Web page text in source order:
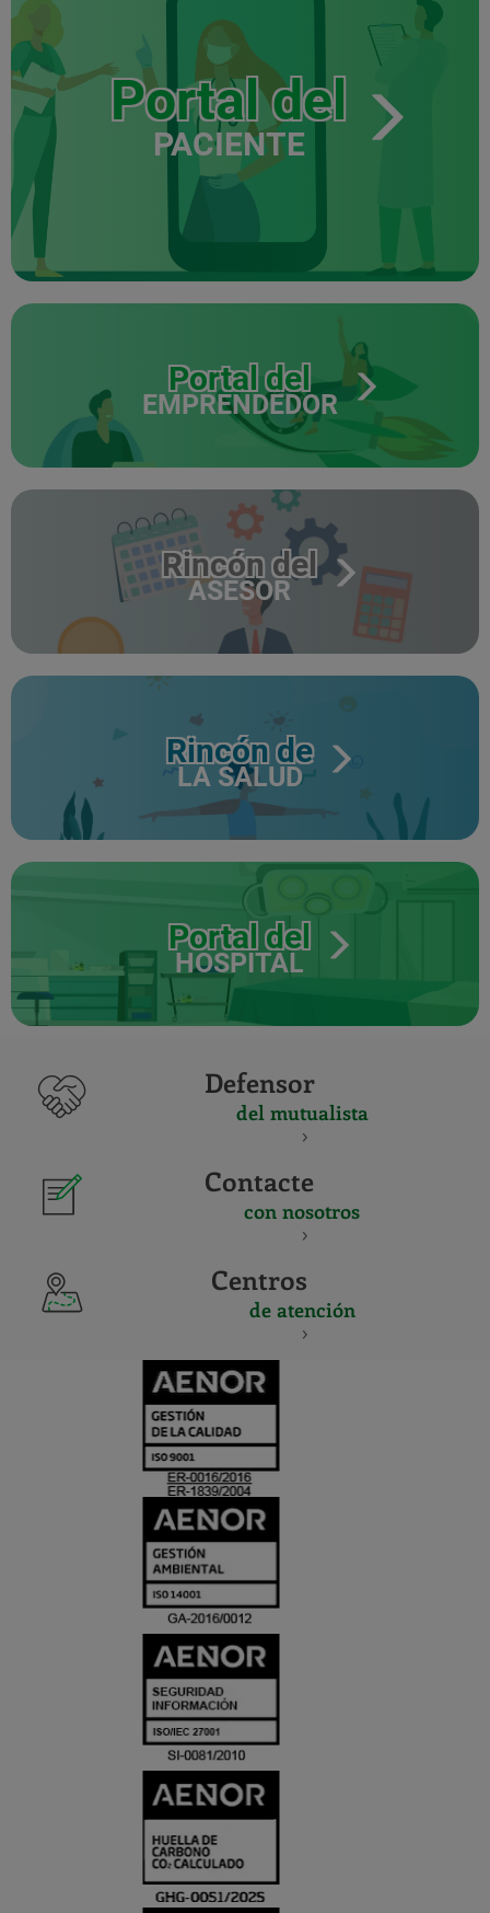
Portal del
PACIENTE
Portal del
EMPRENDEDOR
Rincón del
ASESOR
Rincón de
LA SALUD
Portal del
HOSPITAL
Defensor
del mutualista
Contacte
con nosotros
Centros
de atención